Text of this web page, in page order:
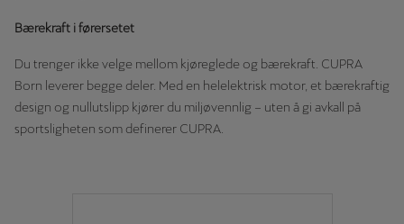
Bærekraft i førersetet
Du trenger ikke velge mellom kjøreglede og bærekraft. CUPRA
Born leverer begge deler. Med en helelektrisk motor, et bærekraftig
design og nullutslipp kjører du miljøvennlig – uten å gi avkall på
sportsligheten som definerer CUPRA.